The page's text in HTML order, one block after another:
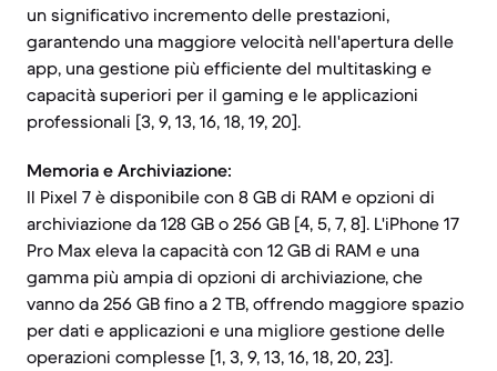
un significativo incremento delle prestazioni,
garantendo una maggiore velocità nell'apertura delle
app, una gestione più efficiente del multitasking e
capacità superiori per il gaming e le applicazioni
professionali [3, 9, 13, 16, 18, 19, 20].
Memoria e Archiviazione:
Il Pixel 7 è disponibile con 8 GB di RAM e opzioni di
archiviazione da 128 GB o 256 GB [4, 5, 7, 8]. L'iPhone 17
Pro Max eleva la capacità con 12 GB di RAM e una
gamma più ampia di opzioni di archiviazione, che
vanno da 256 GB fino a 2 TB, offrendo maggiore spazio
per dati e applicazioni e una migliore gestione delle
operazioni complesse [1, 3, 9, 13, 16, 18, 20, 23].